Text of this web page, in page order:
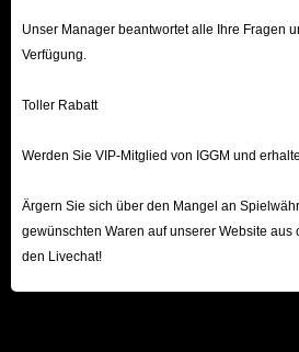
Unser Manager beantwortet alle Ihre Fragen
Verfügung.
Toller Rabatt
Werden Sie VIP-Mitglied von IGGM und
Ärgern Sie sich über den Mangel an
gewünschten Waren auf unserer Website
den Livechat!